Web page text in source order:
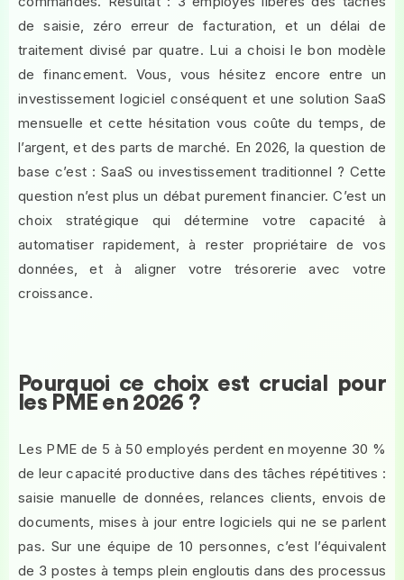
de saisie, zéro erreur de facturation, et un délai de
traitement divisé par quatre. Lui a choisi le bon modèle
de financement. Vous, vous hésitez encore entre un
investissement logiciel conséquent et une solution SaaS
mensuelle et cette hésitation vous coûte du temps, de
l’argent, et des parts de marché. En 2026, la question de
base c’est : SaaS ou investissement traditionnel ? Cette
question n’est plus un débat purement financier. C’est un
choix stratégique qui détermine votre capacité à
automatiser rapidement, à rester propriétaire de vos
données, et à aligner votre trésorerie avec votre
croissance.
Pourquoi ce choix est crucial pour
les PME en 2026 ?
Les PME de 5 à 50 employés perdent en moyenne 30 %
de leur capacité productive dans des tâches répétitives :
saisie manuelle de données, relances clients, envois de
documents, mises à jour entre logiciels qui ne se parlent
pas. Sur une équipe de 10 personnes, c’est l’équivalent
de 3 postes à temps plein engloutis dans des processus